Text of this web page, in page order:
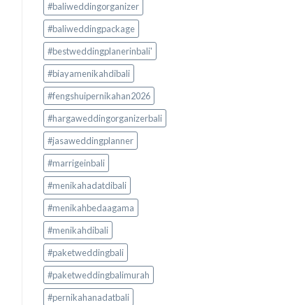
#baliweddingorganizer
#baliweddingpackage
#bestweddingplanerinbali'
#biayamenikahdibali
#fengshuipernikahan2026
#hargaweddingorganizerbali
#jasaweddingplanner
#marrigeinbali
#menikahadatdibali
#menikahbedaagama
#menikahdibali
#paketweddingbali
#paketweddingbalimurah
#pernikahanadatbali